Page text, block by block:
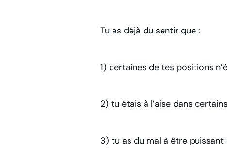
Tu as déjà du sentir que :
1) certaines de tes positions
2) tu étais à l’aise dans
3) tu as du mal à être